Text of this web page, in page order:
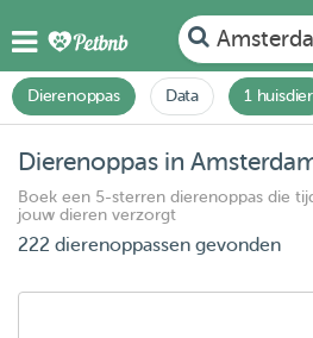
Dierenoppas Data 1 huisdier
Dierenoppas in
Boek een 5-sterren dierenoppas die
jouw dieren verzorgt
222 dierenoppassen gevonden